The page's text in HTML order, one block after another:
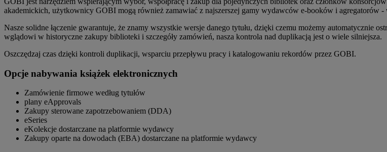
akademickich, użytkownicy GOBI mogą również zamawiać z najszerszej gamy wydawców e-booków i agregatorów
Nasze solidne łączenie gwarantuje, że znamy wszystkie wersje danego tytułu, dzięki czemu możemy automatycznie
wglądowi w historyczne zakupy biblioteki i szczegóły zamówień, nasza kontrola nad duplikacją jest o wiele silniejsza.
Oszczędzaj czas dzięki kontroli duplikacji, wsparciu przepływu pracy i katalogowaniu rekordów przez GOBI.
Opcje nabywania książek elektronicznych
Zamówienie firmowe według tytułów
plany eApprovals
Zakupy sterowane zapotrzebowaniem (DDA)
eSeries
eKolekcje dostarczane na platformie wydawcy
Zakupy oparte na dowodach (EBA) dostarczane na platformie wydawcy